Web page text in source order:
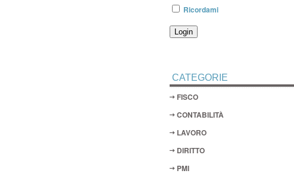
Ricordami
CATEGORIE
FISCO
CONTABILITÀ
LAVORO
DIRITTO
PMI